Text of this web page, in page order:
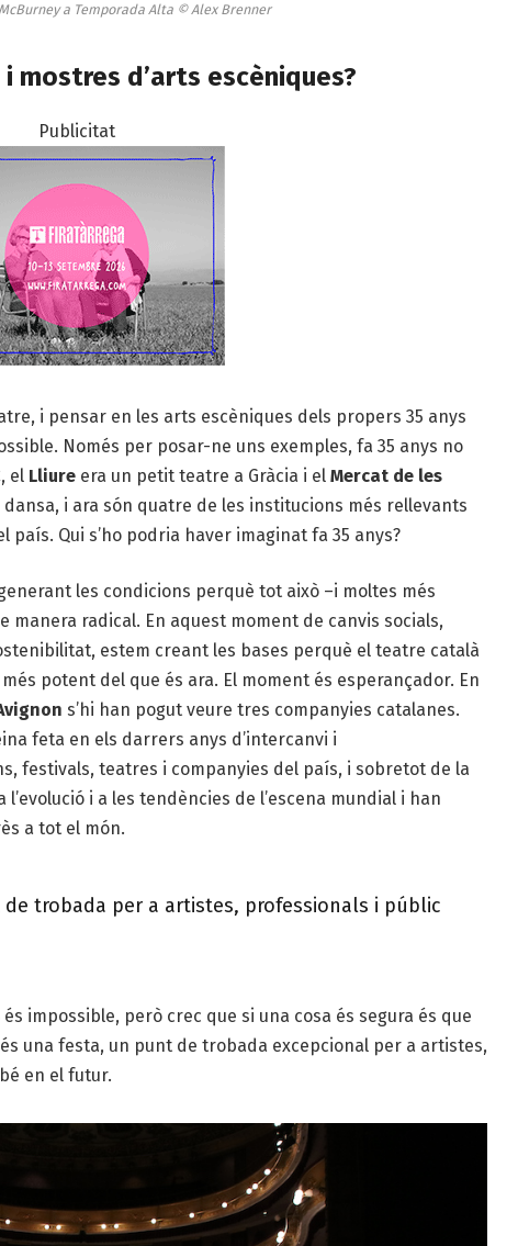
a Temporada Alta © Alex Brenner
mostres d’arts escèniques?
Publicitat
i pensar en les arts escèniques dels propers 35 anys
Només per posar-ne uns exemples, fa 35 anys no
, el Lliureera un petit teatre a Gràcia i el Mercat de les
i ara són quatre de les institucions més rellevants
Qui s’ho podria haver imaginat fa 35 anys?
les condicions perquè tot això –i moltes més
manera radical. En aquest moment de canvis socials,
estem creant les bases perquè el teatre català
potent del que és ara. El moment és esperançador. En
s’hi han pogut veure tres companyies catalanes.
feta en els darrers anys d’intercanvi i
festivals, teatres i companyies del país, i sobretot de la
i a les tendències de l’escena mundial i han
a tot el món.
trobada per a artistes, professionals i públic
impossible, però crec que si una cosa és segura és que
una festa, un punt de trobada excepcional per a artistes,
en el futur.